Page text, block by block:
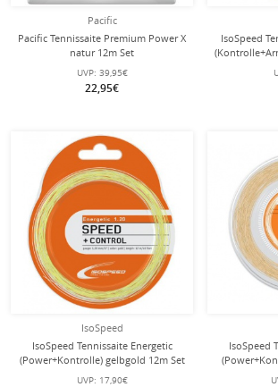
Pacific
Pacific Tennissaite Premium Power X
natur 12m Set
UVP: 39,95€
22,95€
IsoSpeed
IsoSpeed
IsoSpeed Tennissaite Energetic
(Power+Kontrolle) gelbgold 12m Set
UVP: 17,90€
IsoSpeed